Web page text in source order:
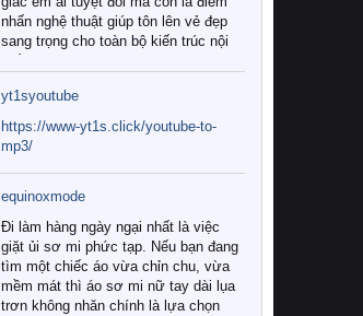
nhấn nghệ thuật giúp tôn lên vẻ đẹp
sang trọng cho toàn bộ kiến trúc nội
Tuy nhiên, giữa thị trường đa dạng
với vô vàn thương hiệu và mẫu mã
như hiện nay, làm thế nào để chọn
được những bộ chăn ga gối đệm cao
cấp thực sự chất lượng, phù hợp với
khí hậu và nhu cầu sử dụng của gia
đình? Hãy cùng chúng tôi đi tìm lời
giải đáp chi tiết qua bài viết dưới đây.
1. Tại sao các gia đình hiện đại lại ưa
chuộng chăn ga gối đệm cao cấp?
yt1syoutube
https://www-yt1s.click/youtube-to-
mp3/
equinoxmode
Đi làm hàng ngày ngại nhất là việc
giặt ủi sơ mi phức tạp. Nếu bạn đang
tìm một chiếc áo vừa chỉn chu, vừa
mềm mát thì áo sơ mi nữ tay dài lụa
trơn không nhăn chính là lựa chọn